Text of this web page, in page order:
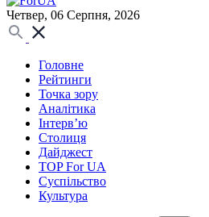
Четвер, 06 Серпня, 2026
Головне
Рейтинги
Точка зору
Аналітика
Інтерв’ю
Столиця
Дайджест
TOP For UA
Суспiльство
Культура